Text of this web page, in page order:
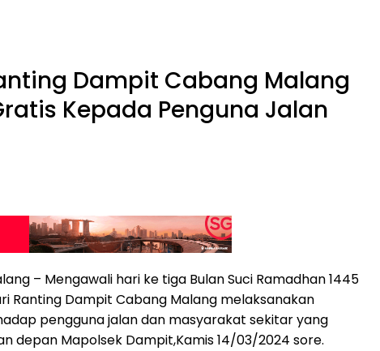
Dampit Cabang Malang
Kepada Penguna Jalan
– Mengawali hari ke tiga Bulan Suci Ramadhan 1445
Ranting Dampit Cabang Malang melaksanakan
pengguna jalan dan masyarakat sekitar yang
depan Mapolsek Dampit,Kamis 14/03/2024 sore.